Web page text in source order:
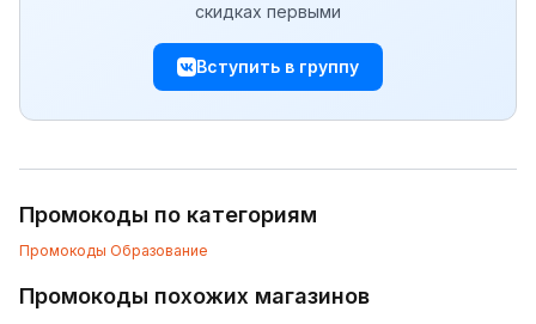
скидках первыми
Вступить в группу
Промокоды по категориям
Промокоды Образование
Промокоды похожих магазинов